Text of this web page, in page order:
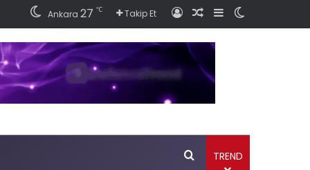
Ankara 27 ℃ Takip Et Giriş Rastgele Haber
Kenar Bölmesi
Ara TREND